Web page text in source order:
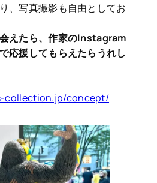
、写真撮影も自由としてお
えたら、作家のInstagram
応援してもらえたらうれし
collection.jp/concept/